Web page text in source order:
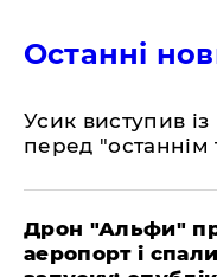
Останні
​Усик виступив
перед "останнім
​Дрон "Альфи"
аеропорт і